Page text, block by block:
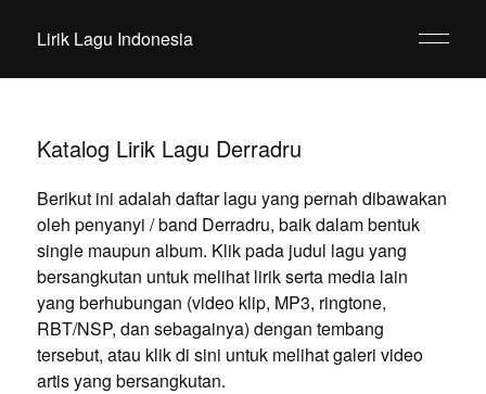
Lirik Lagu Indonesia
Katalog Lirik Lagu Derradru
Berikut ini adalah daftar lagu yang pernah dibawakan
oleh penyanyi / band Derradru, baik dalam bentuk
single maupun album. Klik pada judul lagu yang
bersangkutan untuk melihat lirik serta media lain
yang berhubungan (video klip, MP3, ringtone,
RBT/NSP, dan sebagainya) dengan tembang
tersebut, atau klik di sini untuk melihat galeri video
artis yang bersangkutan.